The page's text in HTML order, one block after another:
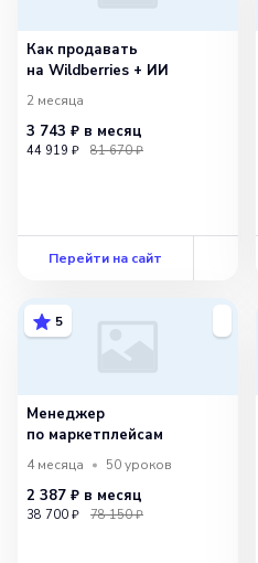
Как продавать
на Wildberries + ИИ
2 месяца
3 743 ₽ в месяц
44 919 ₽ 81 670 ₽
Перейти на сайт
5
Менеджер
по маркетплейсам
4 месяца 50уроков
2 387 ₽ в месяц
38 700 ₽ 78 150 ₽